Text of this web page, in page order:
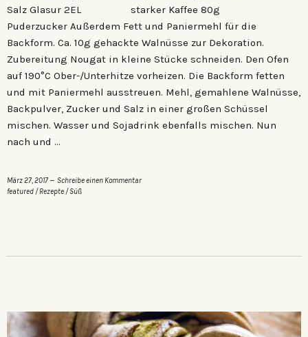
Salz Glasur 2EL starker Kaffee 80g
Puderzucker Außerdem Fett und Paniermehl für die
Backform. Ca. 10g gehackte Walnüsse zur Dekoration.
Zubereitung Nougat in kleine Stücke schneiden. Den Ofen
auf 190°C Ober-/Unterhitze vorheizen. Die Backform fetten
und mit Paniermehl ausstreuen. Mehl, gemahlene Walnüsse,
Backpulver, Zucker und Salz in einer großen Schüssel
mischen. Wasser und Sojadrink ebenfalls mischen. Nun
nach und …
März 27, 2017
Schreibe einen Kommentar
featured /Rezepte /Süß